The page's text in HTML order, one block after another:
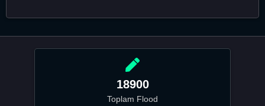
18900
Toplam Flood